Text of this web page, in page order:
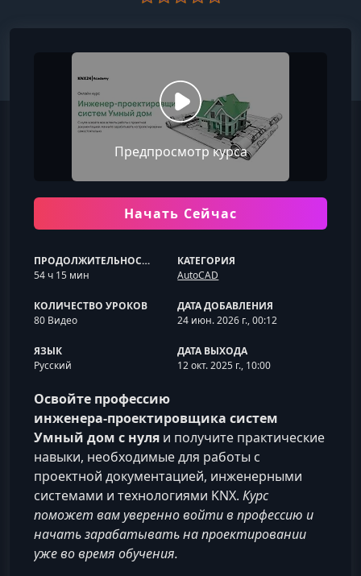
Предпросмотр курса
Начать Сейчас
ПРОДОЛЖИТЕЛЬНОСТЬ
54 ч 15 мин
КАТЕГОРИЯ
AutoCAD
КОЛИЧЕСТВО УРОКОВ
80 Видео
ДАТА ДОБАВЛЕНИЯ
24 июн. 2026 г., 00:12
ЯЗЫК
Русский
ДАТА ВЫХОДА
12 окт. 2025 г., 10:00
Освойте профессию
инженера‑проектировщика систем
Умный дом с нуля и получите практические
навыки, необходимые для работы с
проектной документацией, инженерными
системами и технологиями KNX. Курс
поможет вам уверенно войти в профессию и
начать зарабатывать на проектировании
уже во время обучения.